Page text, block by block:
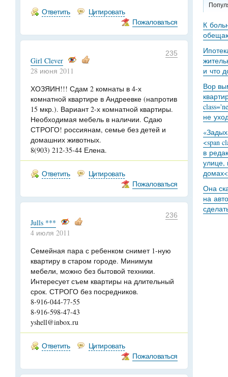
Ответить
Цитировать
Пожаловаться
235
Girl Clever
28 июня 2011
ХОЗЯИН!!! Сдам 2 комнаты в 4-х
комнатной квартире в Андреевке (напротив
15 мкр.). Вариант 2-х комнатной квартиры.
Необходимая мебель в наличии. Сдаю
СТРОГО! россиянам, семье без детей и
домашних животных.
8(903) 212-35-44 Елена.
Ответить
Цитировать
Пожаловаться
236
Julls ***
4 июля 2011
Семейная пара с ребенком снимет 1-ную
квартиру в старом городе. Минимум
мебели, можно без бытовой техники.
Интересует съем квартиры на длительный
срок. СТРОГО без посредников.
8-916-044-77-55
8-916-598-47-43
yshell@inbox.ru
Ответить
Цитировать
Пожаловаться
К
и что
Вор
не
<span
в
улице,
Она
на